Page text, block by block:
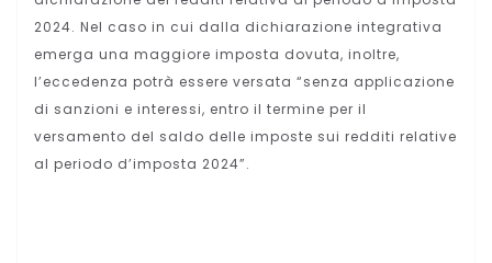
2024. Nel caso in cui dalla dichiarazione integrativa
emerga una maggiore imposta dovuta, inoltre,
l’eccedenza potrà essere versata “senza applicazione
di sanzioni e interessi, entro il termine per il
versamento del saldo delle imposte sui redditi relative
al periodo d’imposta 2024”.